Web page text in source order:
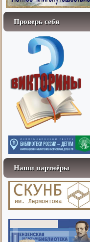
Проверь себя
Наши партнёры